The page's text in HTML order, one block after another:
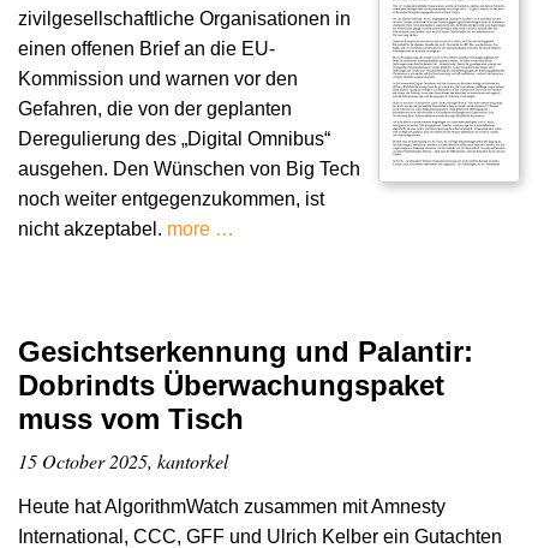
zivilgesellschaftliche Organisationen in
einen offenen Brief an die EU-
Kommission und warnen vor den
Gefahren, die von der geplanten
Deregulierung des „Digital Omnibus“
ausgehen. Den Wünschen von Big Tech
noch weiter entgegenzukommen, ist
nicht akzeptabel. more …
Gesichtserkennung und Palantir:
Dobrindts Überwachungspaket
muss vom Tisch
15 October 2025, kantorkel
Heute hat AlgorithmWatch zusammen mit Amnesty
International, CCC, GFF und Ulrich Kelber ein Gutachten